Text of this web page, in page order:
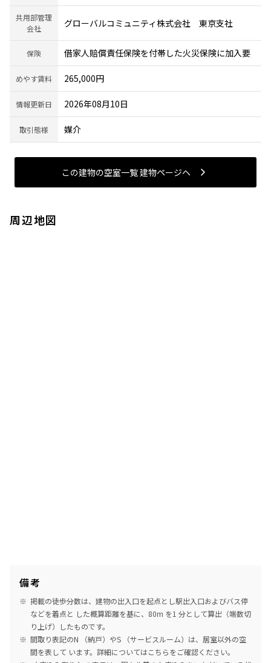
共用部管理
会社
グローバルコミュニティ株式会社 東京支社
保険 借家人賠償責任保険を付帯した火災保険に加入要
めやす賃料 265,000円
情報更新日 2026年08月10日
取引態様 媒介
この建物の空室一覧 建物ページヘ
周辺地図
備考
掲載の徒歩分数は、建物の出入口を起点とし駅出入口およびバス停
などを着点と した概算距離を基に、80m を1 分として算出（端数切
り上げ）したものです。
間取り表記のN （納戸）やS （サービスルーム）は、居室以外の空
間を表して います。詳細についてはこちらをご確認ください。